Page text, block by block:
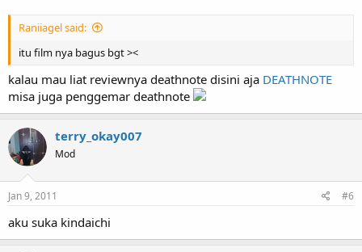
Raniiagel said:
itu film nya bagus bgt ><
kalau mau liat reviewnya deathnote disini aja DEATHNOTE
misa juga penggemar deathnote
terry_okay007
Mod
Jan 9, 2011 #6
aku suka kindaichi